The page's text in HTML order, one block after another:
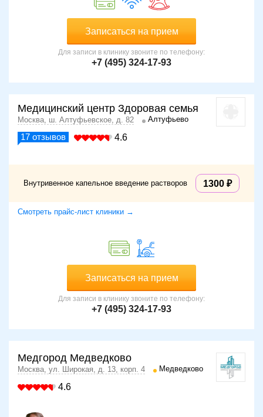
Записаться на прием
Для записи в клинику звоните по телефону:
+7 (495) 324-17-93
Медицинский центр Здоровая семья
Москва, ш. Алтуфьевское, д. 82 Алтуфьево
17 отзывов 4.6
Внутривенное капельное введение растворов 1300
Смотреть прайс-лист клиники →
Записаться на прием
Для записи в клинику звоните по телефону:
+7 (495) 324-17-93
Медгород Медведково
Москва, ул. Широкая, д. 13, корп. 4 Медведково
4.6